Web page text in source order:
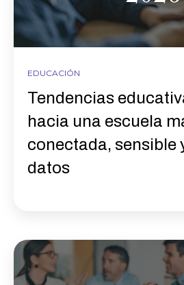
EDUCACIÓN
Tendencias
hacia una escuela
conectada, sensible
datos